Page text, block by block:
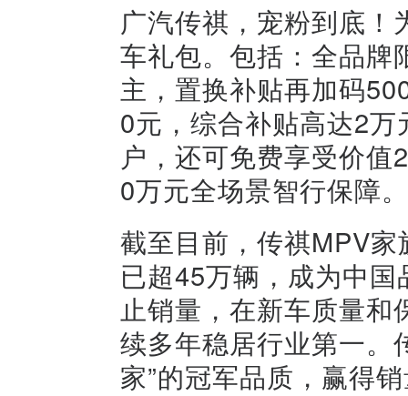
广汽传祺，宠粉到底
车礼包。包括：全品牌
主，置换补贴再加码
0元，综合补贴高达2
户，还可免费享受价
0万元全场景智行保障。
截至目前，传祺MPV
已超45万辆，成为中
止销量，在新车质量
续多年稳居行业第一。
家”的冠军品质，赢得